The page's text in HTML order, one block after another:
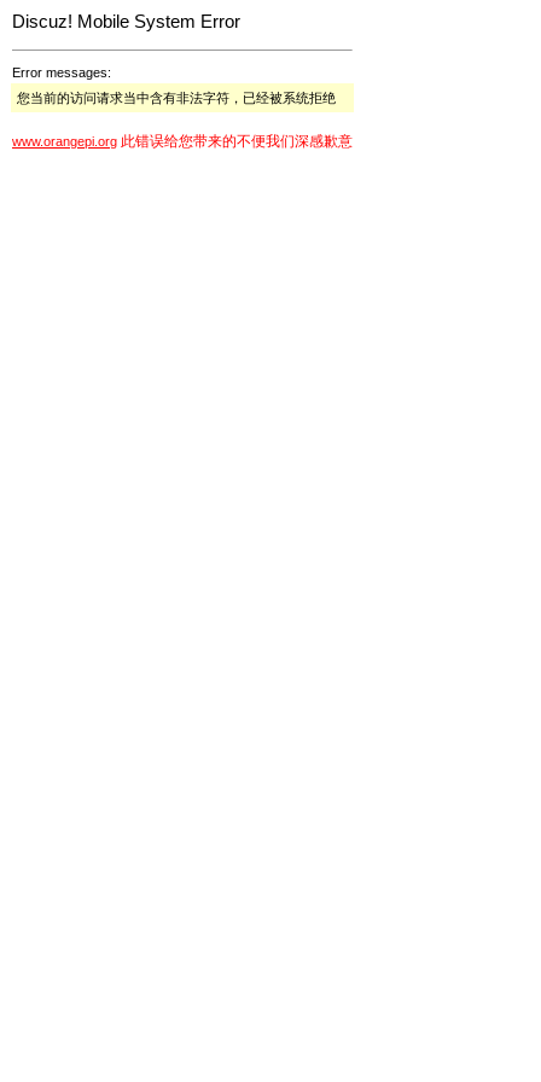
Discuz! Mobile System Error
Error messages:
您当前的访问请求当中含有非法字符，已经被系统拒绝
www.orangepi.org 此错误给您带来的不便我们深感歉意